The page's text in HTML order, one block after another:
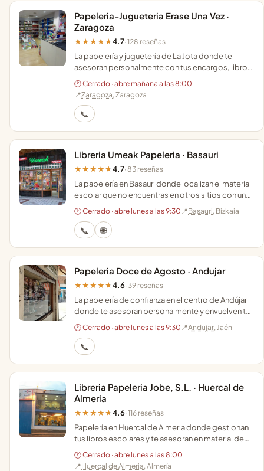
Papeleria-Jugueteria Erase Una Vez ·
Zaragoza
★★★★★ 4.7· 128 reseñas
La papelería y juguetería de La Jota donde te
asesoran personalmente con tus encargos, libros
de texto y material escolar en pleno Zaragoza.
🕐 Cerrado · abre mañana a las 8:00
📍Zaragoza, Zaragoza
📞
Libreria Umeak Papeleria · Basauri
★★★★★ 4.7· 83 reseñas
La papelería en Basauri donde localizan el material
escolar que no encuentras en otros sitios con un
trato cercano y profesional.
🕐 Cerrado · abre lunes a las 9:30 📍Basauri, Bizkaia
📞 🌐
Papeleria Doce de Agosto · Andujar
★★★★★ 4.6· 39 reseñas
La papelería de confianza en el centro de Andújar
donde te asesoran personalmente y envuelven tus
regalos de forma artesanal y detallista.
🕐 Cerrado · abre lunes a las 9:30 📍Andujar, Jaén
📞
Libreria Papeleria Jobe, S.L. · Huercal de
Almeria
★★★★★ 4.6· 116 reseñas
Papelería en Huercal de Almeria donde gestionan
tus libros escolares y te asesoran en material de
oficina con un trato cercano y profesional.
🕐 Cerrado · abre lunes a las 8:00
📍Huercal de Almeria, Almería